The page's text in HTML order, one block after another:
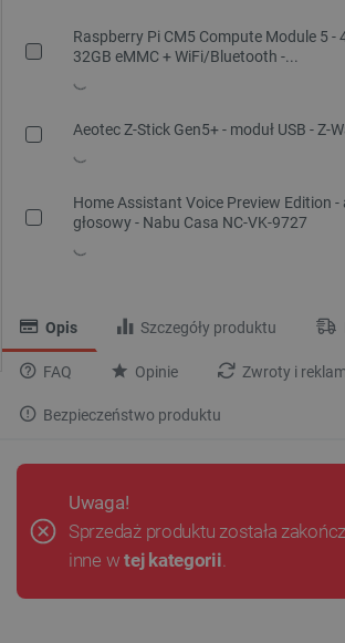
Raspberry Pi CM5 Compute Module 5 -
32GB eMMC + WiFi/Bluetooth -...
Aeotec Z-Stick Gen5+ - moduł USB - Z-
Home Assistant Voice Preview Edition -
głosowy - Nabu Casa NC-VK-9727
Opis Szczegóły produktu
FAQ Opinie Zwroty i
Bezpieczeństwo produktu
Uwaga!
Sprzedaż produktu została
inne wtej kategorii.